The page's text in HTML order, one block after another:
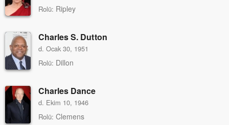
Rolü: Ripley
Charles S. Dutton
d. Ocak 30, 1951
Rolü: Dillon
Charles Dance
d. Ekim 10, 1946
Rolü: Clemens